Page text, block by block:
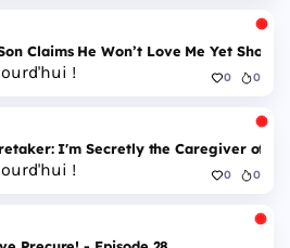
Claims He Won’t Love Me Yet
! 0 0
I'm Secretly the Caregiver of
! 0 0